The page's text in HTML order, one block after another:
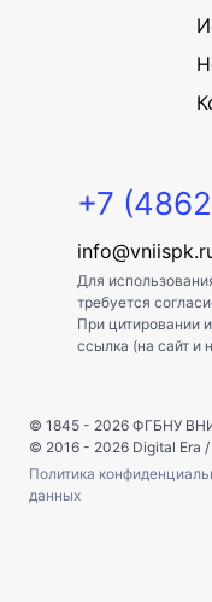
+7
Для
требуется
При цитировании
ссылка (на сайт и
© 1845 - 2026 ФГБНУ
© 2016 - 2026 Digital Era /
Политика
данных